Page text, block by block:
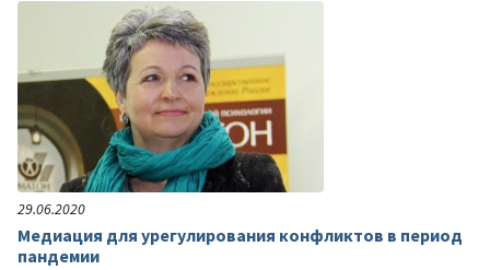
29.06.2020
Медиация для урегулирования конфликтов в период
пандемии